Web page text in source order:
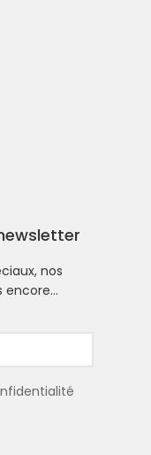
nos
encore…